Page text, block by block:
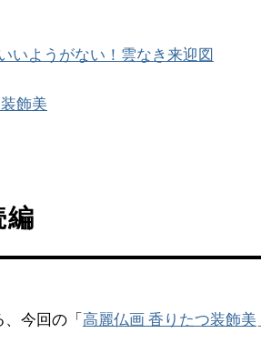
いようがない！雲なき来迎図
飾美
編
今回の「 高麗仏画 香りたつ装飾美